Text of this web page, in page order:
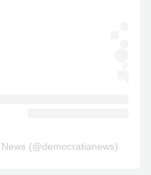
(@democratianews)